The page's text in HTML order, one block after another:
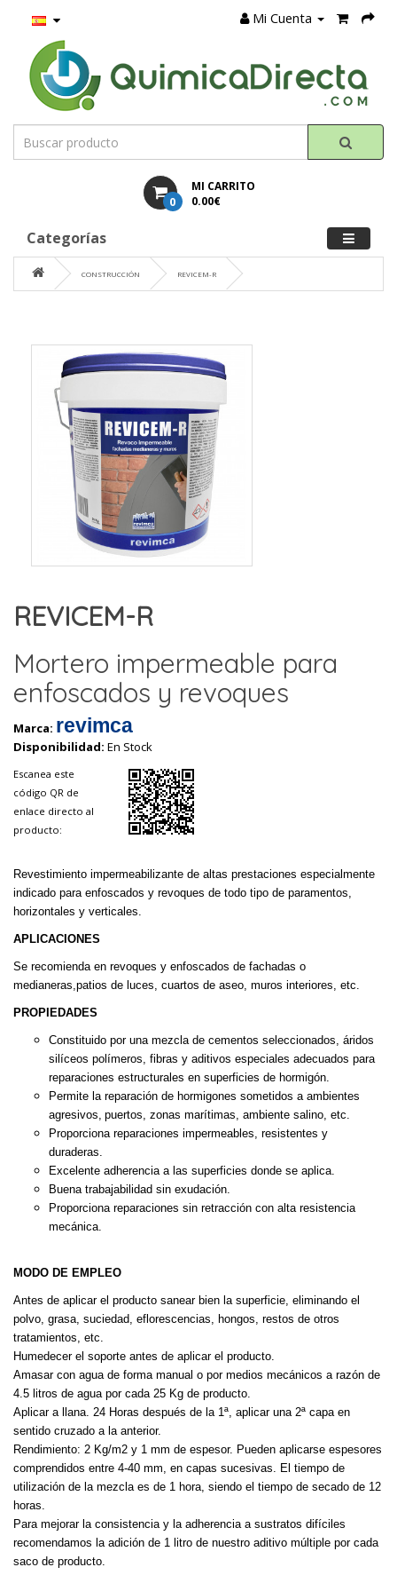
Mi Cuenta
MI CARRITO
0 0.00€
Categorías
CONSTRUCCIÓN REVICEM-R
REVICEM-R
Mortero impermeable para
enfoscados y revoques
Marca: revimca
Disponibilidad: En Stock
Escanea este
código QR de
enlace directo al
producto:
Revestimiento impermeabilizante de altas prestaciones especialmente
indicado para enfoscados y revoques de todo tipo de paramentos,
horizontales y verticales.
APLICACIONES
Se recomienda en revoques y enfoscados de fachadas o
medianeras,patios de luces, cuartos de aseo, muros interiores, etc.
PROPIEDADES
Constituido por una mezcla de cementos seleccionados, áridos
silíceos polímeros, fibras y aditivos especiales adecuados para
reparaciones estructurales en superficies de hormigón.
Permite la reparación de hormigones sometidos a ambientes
agresivos, puertos, zonas marítimas, ambiente salino, etc.
Proporciona reparaciones impermeables, resistentes y
duraderas.
Excelente adherencia a las superficies donde se aplica.
Buena trabajabilidad sin exudación.
Proporciona reparaciones sin retracción con alta resistencia
mecánica.
MODO DE EMPLEO
Antes de aplicar el producto sanear bien la superficie, eliminando el
polvo, grasa, suciedad, eflorescencias, hongos, restos de otros
tratamientos, etc.
Humedecer el soporte antes de aplicar el producto.
Amasar con agua de forma manual o por medios mecánicos a razón de
4.5 litros de agua por cada 25 Kg de producto.
Aplicar a llana. 24 Horas después de la 1ª, aplicar una 2ª capa en
sentido cruzado a la anterior.
Rendimiento: 2 Kg/m2 y 1 mm de espesor. Pueden aplicarse espesores
comprendidos entre 4-40 mm, en capas sucesivas. El tiempo de
utilización de la mezcla es de 1 hora, siendo el tiempo de secado de 12
horas.
Para mejorar la consistencia y la adherencia a sustratos difíciles
recomendamos la adición de 1 litro de nuestro aditivo múltiple por cada
saco de producto.